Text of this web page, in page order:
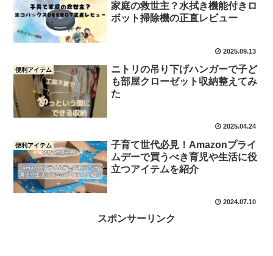
家庭の救世主？水拭き機能付きロ
ボット掃除機の正直レビュー
2025.09.13
便利アイテム
ニトリの吊り下げハンガーで子ど
も部屋クローゼット収納整えてみ
た
2025.04.24
便利アイテム
子育て世代必見！Amazonプライ
ムデーで買うべき育児や生活に役
立つアイテムを紹介
2024.07.10
スポンサーリンク